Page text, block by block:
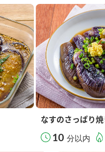
なすのさっぱり
10 分以内